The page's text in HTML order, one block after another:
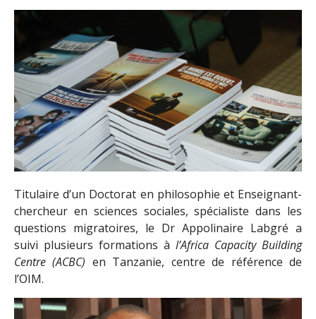
Titulaire d’un Doctorat en philosophie et Enseignant-
chercheur en sciences sociales, spécialiste dans les
questions migratoires, le Dr Appolinaire Labgré a
suivi plusieurs formations à l’Africa Capacity Building
Centre (ACBC) en Tanzanie, centre de référence de
l’OIM.